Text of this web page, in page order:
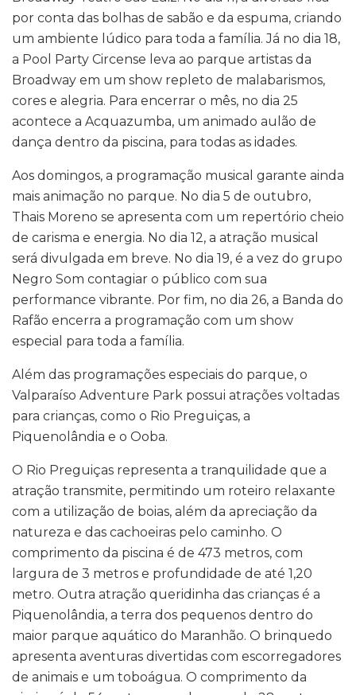
por conta das bolhas de sabão e da espuma, criando
um ambiente lúdico para toda a família. Já no dia 18,
a Pool Party Circense leva ao parque artistas da
Broadway em um show repleto de malabarismos,
cores e alegria. Para encerrar o mês, no dia 25
acontece a Acquazumba, um animado aulão de
dança dentro da piscina, para todas as idades.
Aos domingos, a programação musical garante ainda
mais animação no parque. No dia 5 de outubro,
Thais Moreno se apresenta com um repertório cheio
de carisma e energia. No dia 12, a atração musical
será divulgada em breve. No dia 19, é a vez do grupo
Negro Som contagiar o público com sua
performance vibrante. Por fim, no dia 26, a Banda do
Rafão encerra a programação com um show
especial para toda a família.
Além das programações especiais do parque, o
Valparaíso Adventure Park possui atrações voltadas
para crianças, como o Rio Preguiças, a
Piquenolândia e o Ooba.
O Rio Preguiças representa a tranquilidade que a
atração transmite, permitindo um roteiro relaxante
com a utilização de boias, além da apreciação da
natureza e das cachoeiras pelo caminho. O
comprimento da piscina é de 473 metros, com
largura de 3 metros e profundidade de até 1,20
metro. Outra atração queridinha das crianças é a
Piquenolândia, a terra dos pequenos dentro do
maior parque aquático do Maranhão. O brinquedo
apresenta aventuras divertidas com escorregadores
de animais e um toboágua. O comprimento da